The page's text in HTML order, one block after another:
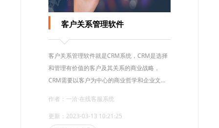
客户关系管理软件
客户关系管理软件就是CRM系统，CRM是选择
和管理有价值的客户及其关系的商业战略，
CRM需要以客户为中心的商业哲学和企业文
企业有了合适的领导策略和企业文化，CRM就
能为企业实现有效的客户关系管理。
作者：一洽·在线客服系统
更新：2023-03-13 10:21:25